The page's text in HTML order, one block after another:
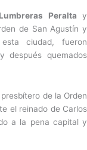
Peralta y
de San Agustín y
ciudad, fueron
después quemados
presbítero de la Orden
el reinado de Carlos
a la pena capital y